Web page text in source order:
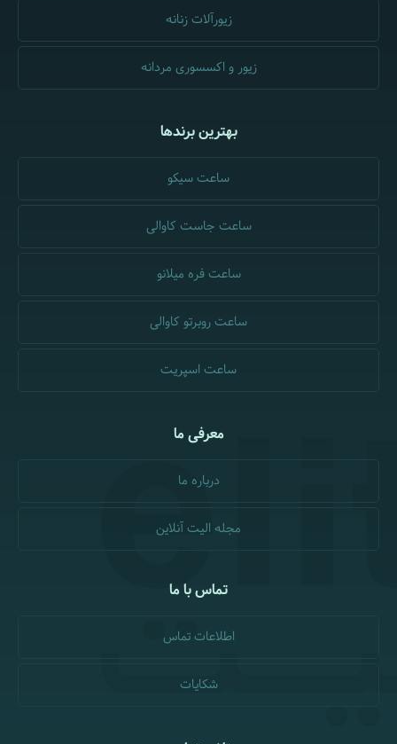
زیورآلات زنانه
زیور و اکسسوری مردانه
بهترین برندها
ساعت سیکو
ساعت جاست کاوالی
ساعت فره میلانو
ساعت روبرتو کاوالی
ساعت اسپریت
معرفی ما
درباره ما
مجله الیت آنلاین
تماس با ما
اطلاعات تماس
شکایات